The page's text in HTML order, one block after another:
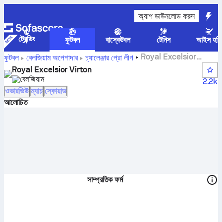
অ্যাপ ডাউনলোড করুন
ট্রেন্ডিং ফুটবল বাস্কেটবল টেনিস
আইস হকি
ফুটবল
বেলজিয়ামঅপেশাদার চ্যালেঞ্জার প্রো লীগ
Royal Excelsior
Virton স্কোর, ফিক্সচার, অবস্থান এবং খেলোয়াড়ের পরিসংখ্যান
Royal Excelsior Virton
বেলজিয়াম
2.2k
ওভারভিউ ম্যাচ স্কোয়াড
আলোচিত
সাম্প্রতিক ফর্ম